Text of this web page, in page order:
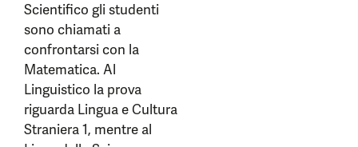
Scientifico gli studenti
sono chiamati a
confrontarsi con la
Matematica. Al
Linguistico la prova
riguarda Lingua e Cultura
Straniera 1, mentre al